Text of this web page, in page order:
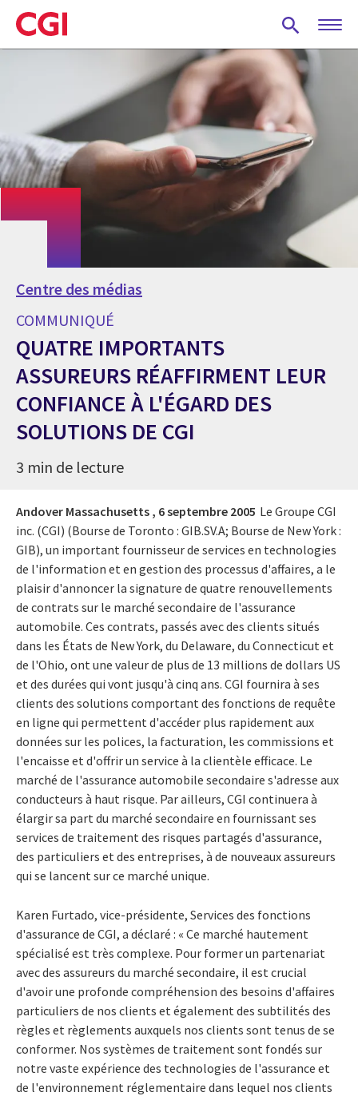
Skip
to
main
Centre des médias
COMMUNIQUÉ
QUATRE IMPORTANTS
ASSUREURS RÉAFFIRMENT LEUR
CONFIANCE À L'ÉGARD DES
SOLUTIONS DE CGI
3 min de lecture
Andover Massachusetts , 6 septembre 2005 Le Groupe CGI
inc. (CGI) (Bourse de Toronto : GIB.SV.A; Bourse de New York :
GIB), un important fournisseur de services en technologies
de l'information et en gestion des processus d'affaires, a le
plaisir d'annoncer la signature de quatre renouvellements
de contrats sur le marché secondaire de l'assurance
automobile. Ces contrats, passés avec des clients situés
dans les États de New York, du Delaware, du Connecticut et
de l'Ohio, ont une valeur de plus de 13 millions de dollars US
et des durées qui vont jusqu'à cinq ans. CGI fournira à ses
clients des solutions comportant des fonctions de requête
en ligne qui permettent d'accéder plus rapidement aux
données sur les polices, la facturation, les commissions et
l'encaisse et d'offrir un service à la clientèle efficace. Le
marché de l'assurance automobile secondaire s'adresse aux
conducteurs à haut risque. Par ailleurs, CGI continuera à
élargir sa part du marché secondaire en fournissant ses
services de traitement des risques partagés d'assurance,
des particuliers et des entreprises, à de nouveaux assureurs
qui se lancent sur ce marché unique.
Karen Furtado, vice-présidente, Services des fonctions
d'assurance de CGI, a déclaré : « Ce marché hautement
spécialisé est très complexe. Pour former un partenariat
avec des assureurs du marché secondaire, il est crucial
d'avoir une profonde compréhension des besoins d'affaires
particuliers de nos clients et également des subtilités des
règles et règlements auxquels nos clients sont tenus de se
conformer. Nos systèmes de traitement sont fondés sur
notre vaste expérience des technologies de l'assurance et
de l'environnement réglementaire dans lequel nos clients